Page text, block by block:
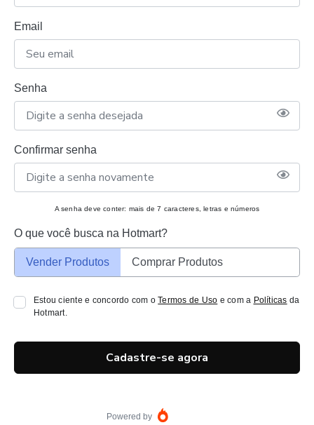
Email
Senha
Confirmar senha
A senha deve conter: mais de 7 caracteres, letras e números
O que você busca na Hotmart?
Vender Produtos Comprar Produtos
Estou ciente e concordo com oTermos de Uso e com a Políticas da
Hotmart.
Cadastre-se agora
Powered by